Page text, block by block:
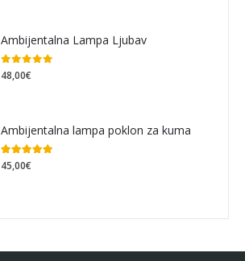
Ambijentalna Lampa Ljubav
0out of 5
48,00€
Ambijentalna lampa poklon za kuma
5.00out of 5
45,00€